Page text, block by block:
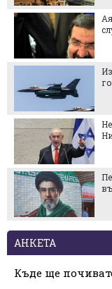
АНКЕТА
Къде ще